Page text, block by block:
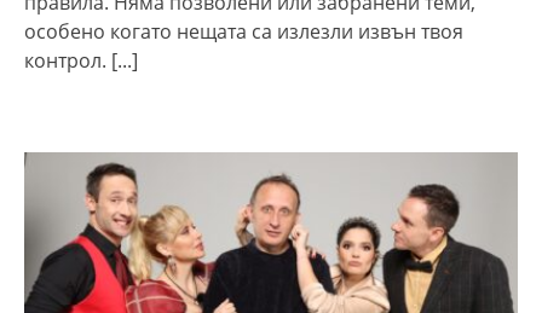
особено когато нещата са излезли извън твоя
контрол. [...]